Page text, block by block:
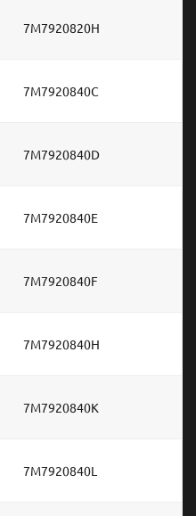
7M7920820H
7M7920840C
7M7920840D
7M7920840E
7M7920840F
7M7920840H
7M7920840K
7M7920840L